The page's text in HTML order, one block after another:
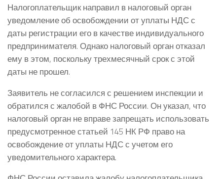
Налогоплательщик направил в налоговый орган
уведомление об освобождении от уплаты НДС с
даты регистрации его в качестве индивидуального
предпринимателя. Однако налоговый орган отказал
ему в этом, поскольку трехмесячный срок с этой
даты не прошел.
Заявитель не согласился с решением инспекции и
обратился с жалобой в ФНС России. Он указал, что
налоговый орган не вправе запрещать использовать
предусмотренное статьей 145 НК РФ право на
освобождение от уплаты НДС с учетом его
уведомительного характера.